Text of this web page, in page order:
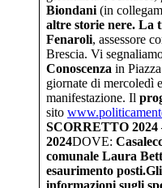
Biondani (in
altre storie nere. La
Fenaroli, assessore
Brescia. Vi
Conoscenza in
giornate di mercoledì
manifestazione. Il
sito
SCORRETTO
2024DOVE:
comunale Laura
esaurimento